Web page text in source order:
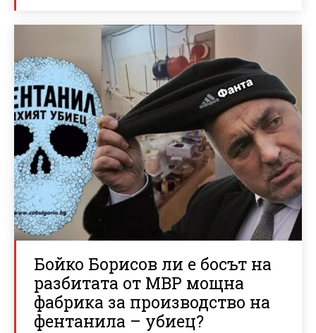
Бойко Борисов ли е босът на
разбитата от МВР мощна
фабрика за производство на
фентанила – убиец?